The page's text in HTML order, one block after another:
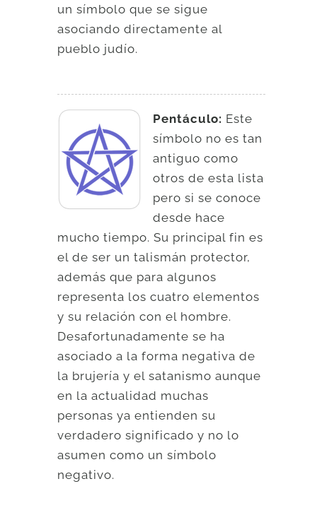
un símbolo que se sigue
asociando directamente al
pueblo judío.
Pentáculo: Este
símbolo no es tan
antiguo como
otros de esta lista
pero si se conoce
desde hace
mucho tiempo. Su principal fin es
el de ser un talismán protector,
además que para algunos
representa los cuatro elementos
y su relación con el hombre.
Desafortunadamente se ha
asociado a la forma negativa de
la brujería y el satanismo aunque
en la actualidad muchas
personas ya entienden su
verdadero significado y no lo
asumen como un símbolo
negativo.